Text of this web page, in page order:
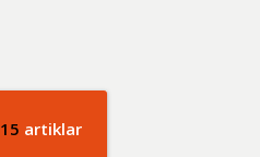
15 artiklar